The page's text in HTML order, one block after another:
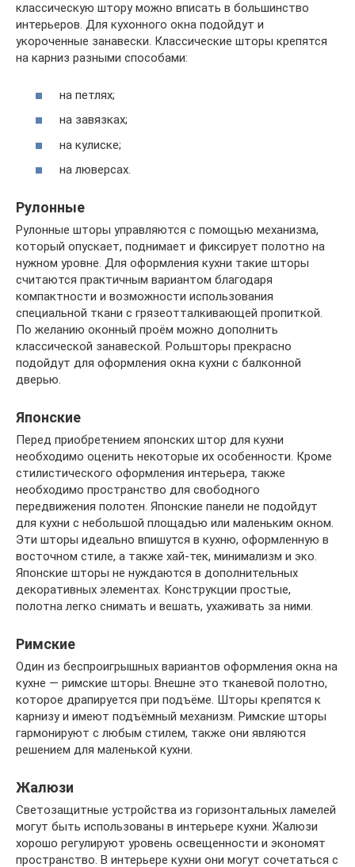
классическую штору можно вписать в большинство
интерьеров. Для кухонного окна подойдут и
укороченные занавески. Классические шторы крепятся
на карниз разными способами:
на петлях;
на завязках;
на кулиске;
на люверсах.
Рулонные
Рулонные шторы управляются с помощью механизма,
который опускает, поднимает и фиксирует полотно на
нужном уровне. Для оформления кухни такие шторы
считаются практичным вариантом благодаря
компактности и возможности использования
специальной ткани с грязеотталкивающей пропиткой.
По желанию оконный проём можно дополнить
классической занавеской. Рольшторы прекрасно
подойдут для оформления окна кухни с балконной
дверью.
Японские
Перед приобретением японских штор для кухни
необходимо оценить некоторые их особенности. Кроме
стилистического оформления интерьера, также
необходимо пространство для свободного
передвижения полотен. Японские панели не подойдут
для кухни с небольшой площадью или маленьким окном.
Эти шторы идеально впишутся в кухню, оформленную в
восточном стиле, а также хай-тек, минимализм и эко.
Японские шторы не нуждаются в дополнительных
декоративных элементах. Конструкции простые,
полотна легко снимать и вешать, ухаживать за ними.
Римские
Один из беспроигрышных вариантов оформления окна на
кухне — римские шторы. Внешне это тканевой полотно,
которое драпируется при подъёме. Шторы крепятся к
карнизу и имеют подъёмный механизм. Римские шторы
гармонируют с любым стилем, также они являются
решением для маленькой кухни.
Жалюзи
Светозащитные устройства из горизонтальных ламелей
могут быть использованы в интерьере кухни. Жалюзи
хорошо регулируют уровень освещенности и экономят
пространство. В интерьере кухни они могут сочетаться с